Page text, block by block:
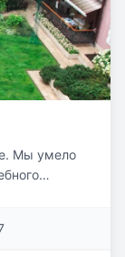
Мы умело
с